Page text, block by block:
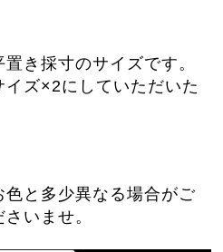
き採寸のサイズです。
ズ×2にしていただいた
と多少異なる場合がご
いませ。